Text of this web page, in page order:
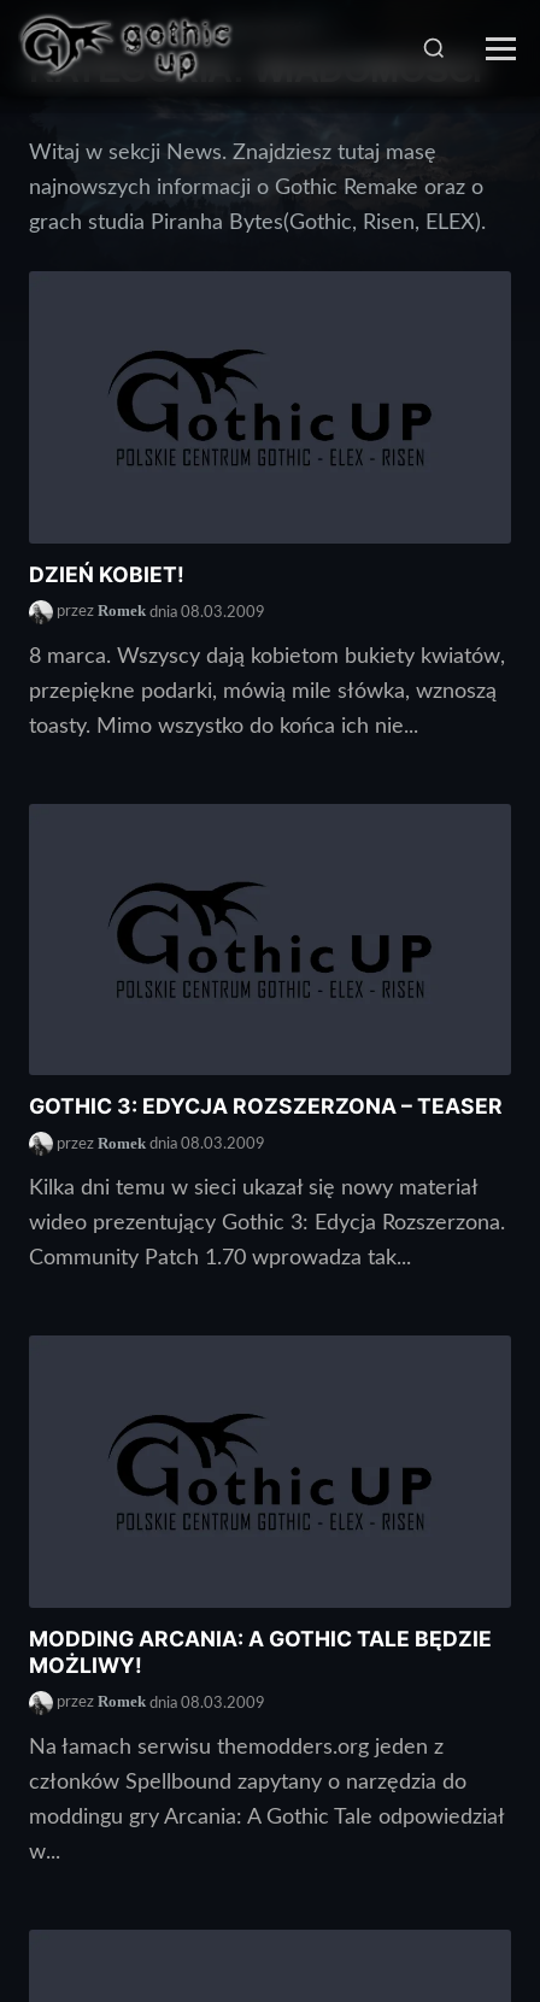
STRONA GŁÓWNA > WIADOMOŚCI
KATEGORIA: WIADOMOŚCI
Witaj w sekcji News. Znajdziesz tutaj masę
najnowszych informacji o Gothic Remake oraz o
grach studia Piranha Bytes(Gothic, Risen, ELEX).
DZIEŃ KOBIET!
przez Romek dnia 08.03.2009
8 marca. Wszyscy dają kobietom bukiety kwiatów,
przepiękne podarki, mówią mile słówka, wznoszą
toasty. Mimo wszystko do końca ich nie...
GOTHIC 3: EDYCJA ROZSZERZONA – TEASER
przez Romek dnia 08.03.2009
Kilka dni temu w sieci ukazał się nowy materiał
wideo prezentujący Gothic 3: Edycja Rozszerzona.
Community Patch 1.70 wprowadza tak...
MODDING ARCANIA: A GOTHIC TALE BĘDZIE
MOŻLIWY!
przez Romek dnia 08.03.2009
Na łamach serwisu themodders.org jeden z
członków Spellbound zapytany o narzędzia do
moddingu gry Arcania: A Gothic Tale odpowiedział
w...